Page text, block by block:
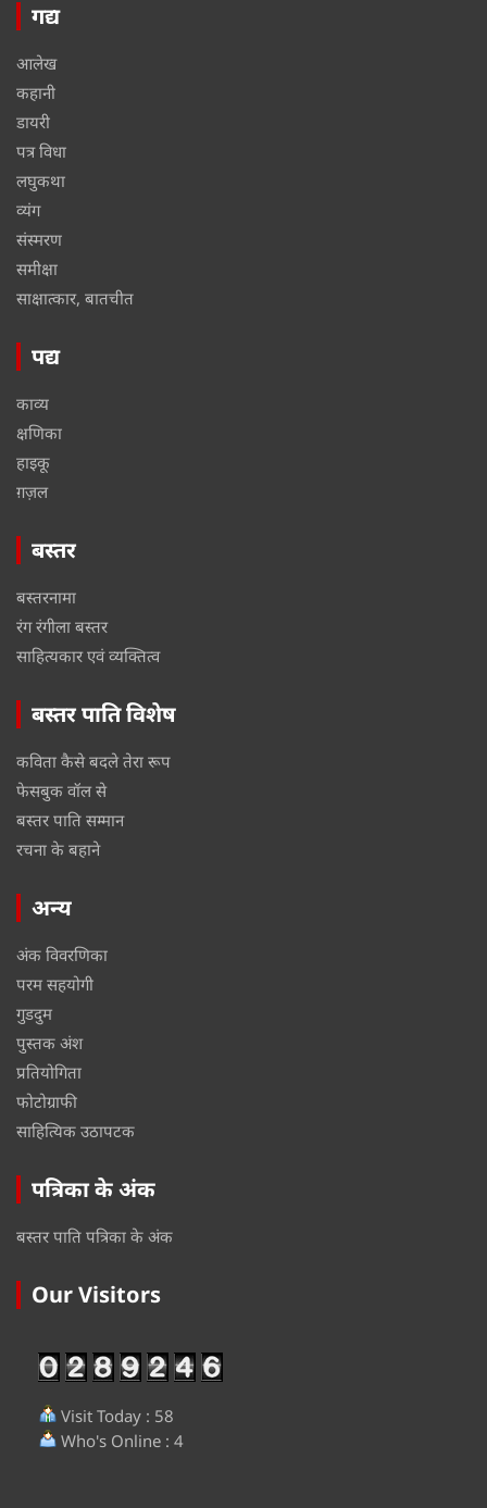
गद्य
आलेख
कहानी
डायरी
पत्र विधा
लघुकथा
व्यंग
संस्मरण
समीक्षा
साक्षात्कार, बातचीत
पद्य
काव्य
क्षणिका
हाइकू
ग़ज़ल
बस्तर
बस्तरनामा
रंग रंगीला बस्तर
साहित्यकार एवं व्यक्तित्व
बस्तर पाति विशेष
कविता कैसे बदले तेरा रूप
फेसबुक वॉल से
बस्तर पाति सम्मान
रचना के बहाने
अन्य
अंक विवरणिका
परम सहयोगी
गुडदुम
पुस्तक अंश
प्रतियोगिता
फोटोग्राफी
साहित्यिक उठापटक
पत्रिका के अंक
बस्तर पाति पत्रिका के अंक
Our Visitors
Visit Today : 58
Who's Online : 4